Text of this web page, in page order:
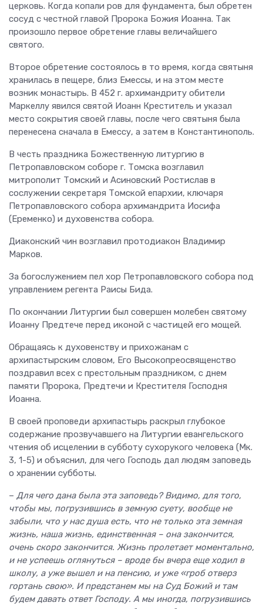
церковь. Когда копали ров для фундамента, был обретен
сосуд с честной главой Пророка Божия Иоанна. Так
произошло первое обретение главы величайшего
святого.
Второе обретение состоялось в то время, когда святыня
хранилась в пещере, близ Емессы, и на этом месте
возник монастырь. В 452 г. архимандриту обители
Маркеллу явился святой Иоанн Креститель и указал
место сокрытия своей главы, после чего святыня была
перенесена сначала в Емессу, а затем в Константинополь.
В честь праздника Божественную литургию в
Петропавловском соборе г. Томска возглавил
митрополит Томский и Асиновский Ростислав в
сослужении секретаря Томской епархии, ключаря
Петропавловского собора архимандрита Иосифа
(Еременко) и духовенства собора.
Диаконский чин возглавил протодиакон Владимир
Марков.
За богослужением пел хор Петропавловского собора под
управлением регента Раисы Бида.
По окончании Литургии был совершен молебен святому
Иоанну Предтече перед иконой с частицей его мощей.
Обращаясь к духовенству и прихожанам с
архипастырским словом, Его Высокопреосвященство
поздравил всех с престольным праздником, с днем
памяти Пророка, Предтечи и Крестителя Господня
Иоанна.
В своей проповеди архипастырь раскрыл глубокое
содержание прозвучавшего на Литургии евангельского
чтения об исцелении в субботу сухорукого человека (Мк.
3, 1-5) и объяснил, для чего Господь дал людям заповедь
о хранении субботы.
– Для чего дана была эта заповедь? Видимо, для того,
чтобы мы, погрузившись в земную суету, вообще не
забыли, что у нас душа есть, что не только эта земная
жизнь, наша жизнь, единственная – она закончится,
очень скоро закончится. Жизнь пролетает моментально,
и не успеешь оглянуться – вроде бы вчера еще ходил в
школу, а уже вышел и на пенсию, и уже «гроб отверз
гортань свою». И предстанем мы на Суд Божий и там
будем давать ответ Господу. А мы иногда, погрузившись